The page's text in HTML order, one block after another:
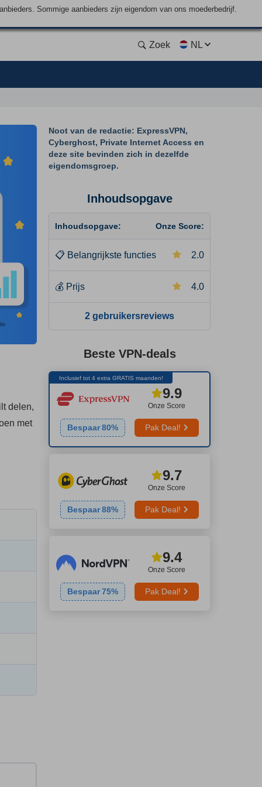
Sommige aanbieders zijn eigendom van ons moederbedrijf.
Zoek NL
delen,
met
Noot van de redactie: ExpressVPN,
Cyberghost, Private Internet Access en
deze site bevinden zich in dezelfde
eigendomsgroep.
Inhoudsopgave
Inhoudsopgave: Onze Score:
📋 Belangrijkste functies 2.0
💰 Prijs 4.0
2 gebruikersreviews
Beste VPN-deals
Inclusief tot 4 extra GRATIS maanden!
Onze Score
9.9
Bespaar80% Pak Deal!
Onze Score
9.7
Bespaar88% Pak Deal!
Onze Score
9.4
Bespaar75% Pak Deal!